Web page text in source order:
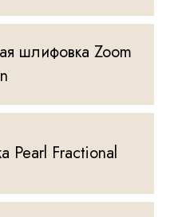
шлифовка Zoom
Pearl Fractional